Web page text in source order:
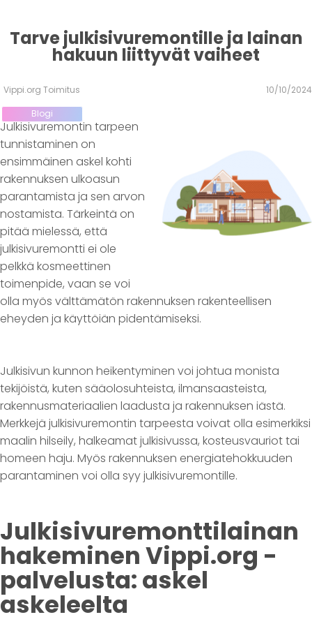
Tarve julkisivuremontille ja lainan
hakuun liittyvät vaiheet
Vippi.org Toimitus 10/10/2024
Blogi
Julkisivuremontin tarpeen
tunnistaminen on
ensimmäinen askel kohti
rakennuksen ulkoasun
parantamista ja sen arvon
nostamista. Tärkeintä on
pitää mielessä, että
julkisivuremontti ei ole
pelkkä kosmeettinen
toimenpide, vaan se voi
olla myös välttämätön rakennuksen rakenteellisen
eheyden ja käyttöiän pidentämiseksi.
Julkisivun kunnon heikentyminen voi johtua monista
tekijöistä, kuten sääolosuhteista, ilmansaasteista,
rakennusmateriaalien laadusta ja rakennuksen iästä.
Merkkejä julkisivuremontin tarpeesta voivat olla esimerkiksi
maalin hilseily, halkeamat julkisivussa, kosteusvauriot tai
homeen haju. Myös rakennuksen energiatehokkuuden
parantaminen voi olla syy julkisivuremontille.
Julkisivuremonttilainan
hakeminen Vippi.org -
palvelusta: askel
askeleelta